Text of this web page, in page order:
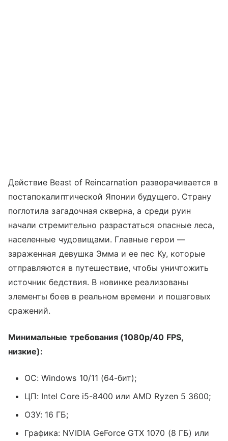
Действие Beast of Reincarnation разворачивается в
постапокалиптической Японии будущего. Страну
поглотила загадочная скверна, а среди руин
начали стремительно разрастаться опасные леса,
населенные чудовищами. Главные герои —
зараженная девушка Эмма и ее пес Ку, которые
отправляются в путешествие, чтобы уничтожить
источник бедствия. В новинке реализованы
элементы боев в реальном времени и пошаговых
сражений.
Минимальные требования (1080p/40 FPS,
низкие):
ОС: Windows 10/11 (64-бит);
ЦП: Intel Core i5-8400 или AMD Ryzen 5 3600;
ОЗУ: 16 ГБ;
Графика: NVIDIA GeForce GTX 1070 (8 ГБ) или